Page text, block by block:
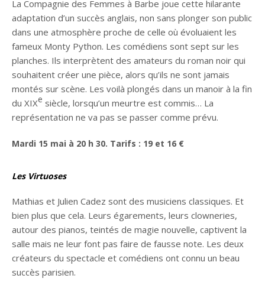
La Compagnie des Femmes à Barbe joue cette hilarante
adaptation d’un succès anglais, non sans plonger son public
dans une atmosphère proche de celle où évoluaient les
fameux Monty Python. Les comédiens sont sept sur les
planches. Ils interprètent des amateurs du roman noir qui
souhaitent créer une pièce, alors qu’ils ne sont jamais
montés sur scène. Les voilà plongés dans un manoir à la fin
du XIXe siècle, lorsqu’un meurtre est commis… La
représentation ne va pas se passer comme prévu.
Mardi 15 mai à 20 h 30. Tarifs : 19 et 16 €
Les Virtuoses
Mathias et Julien Cadez sont des musiciens classiques. Et
bien plus que cela. Leurs égarements, leurs clowneries,
autour des pianos, teintés de magie nouvelle, captivent la
salle mais ne leur font pas faire de fausse note. Les deux
créateurs du spectacle et comédiens ont connu un beau
succès parisien.